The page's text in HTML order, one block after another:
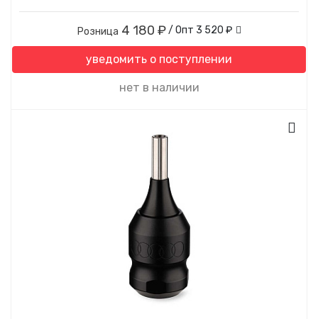
Розница 4 180 ₽ / Опт 3 520 ₽
уведомить о поступлении
нет в наличии